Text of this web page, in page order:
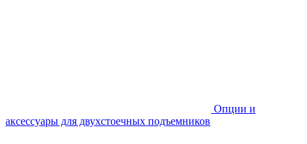
Опции и
аксессуары для двухстоечных подъемников